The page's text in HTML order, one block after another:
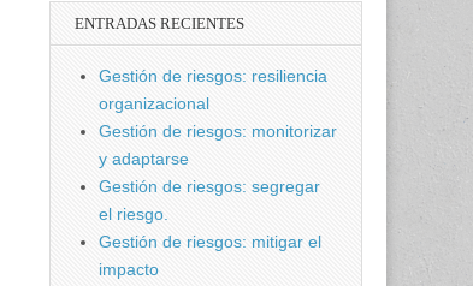
ENTRADAS RECIENTES
Gestión de riesgos: resiliencia
organizacional
Gestión de riesgos: monitorizar
y adaptarse
Gestión de riesgos: segregar
el riesgo.
Gestión de riesgos: mitigar el
impacto